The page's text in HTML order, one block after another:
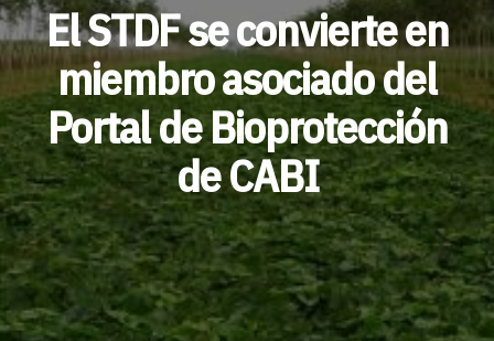
El STDF se convierte en
miembro asociado del
Portal de Bioprotección
de CABI